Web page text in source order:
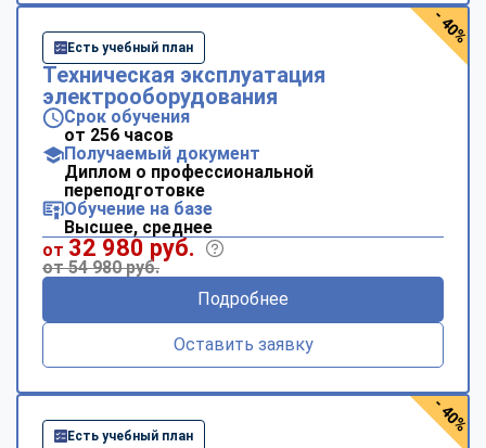
Есть учебный план
Техническая эксплуатация
электрооборудования
Срок обучения
от 256 часов
Получаемый документ
Диплом о профессиональной
переподготовке
Обучение на базе
Высшее, среднее
от 32 980 руб.
от 54 980 руб.
Подробнее
Оставить заявку
- 40%
Есть учебный план
- 40%